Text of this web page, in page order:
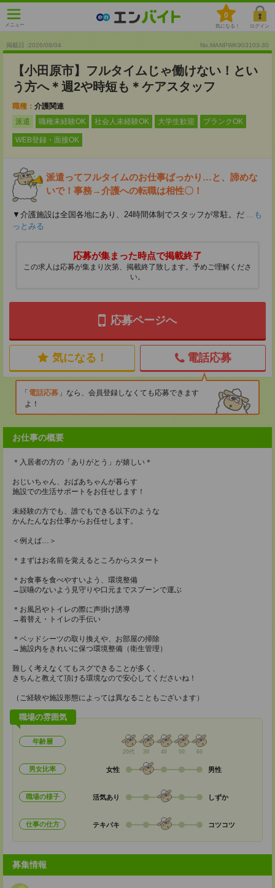
メニュー
0
気になる！ ログイン
掲載日 :2026/08/04 No.MANPWK903103-30
【小田原市】フルタイムじゃ働けない！とい
う方へ＊週2や時短も＊ケアスタッフ
職種： 介護関連
派遣
職種未経験OK 社会人未経験OK 大学生歓迎 ブランクOK
WEB登録・面接OK
派遣ってフルタイムのお仕事ばっかり…と、諦めな
いで！事務→介護への転職は相性〇！
▼介護施設は全国各地にあり、24時間体制でスタッフが常駐。だ ...も
っとみる
応募が集まった時点で掲載終了
この求人は応募が集まり次第、掲載終了致します。予めご理解くださ
い。
応募ページへ
気になる！ 電話応募
電話応募
なら、会員登録しなくても応募できます
よ！
お仕事の概要
＊入居者の方の「ありがとう」が嬉しい＊
おじいちゃん、おばあちゃんが暮らす
施設での生活サポートをお任せします！
未経験の方でも、誰でもできる以下のような
かんたんなお仕事からお任せします。
＜例えば…＞
＊まずはお名前を覚えるところからスタート
＊お食事を食べやすいよう、環境整備
→誤嚥のないよう見守りや口元までスプーンで運ぶ
＊お風呂やトイレの際に声掛け誘導
→着替え・トイレの手伝い
＊ベッドシーツの取り換えや、お部屋の掃除
→施設内をきれいに保つ環境整備（衛生管理）
難しく考えなくてもスグできることが多く、
きちんと教えて頂ける環境なので安心してくださいね！
（ご経験や施設形態によっては異なることもございます）
職場の雰囲気
年齢層
20代 30 40 50 60
男女比率 女性 男性
職場の様子 活気あり しずか
仕事の仕方 テキパキ コツコツ
募集情報